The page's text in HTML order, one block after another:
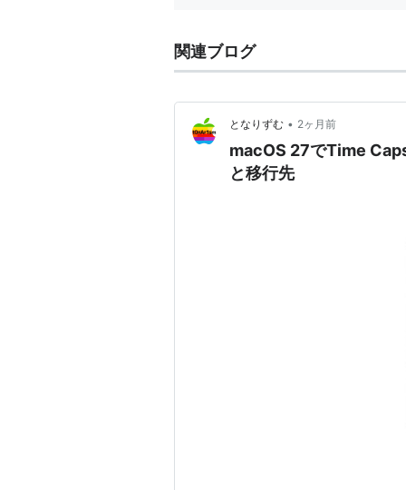
関連ブログ
となりずむ • 2ヶ月前
macOS 27でTime
と移行先